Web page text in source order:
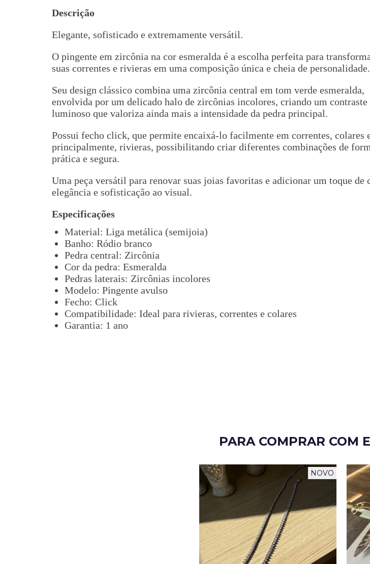
Descrição
Elegante, sofisticado e extremamente versátil.
O pingente em zircônia na cor esmeralda é a escolha perfeita para
suas correntes e rivieras em uma composição única e cheia de personalidade.
Seu design clássico combina uma zircônia central em tom verde esmeralda,
envolvida por um delicado halo de zircônias incolores, criando um contraste
luminoso que valoriza ainda mais a intensidade da pedra principal.
Possui fecho click, que permite encaixá-lo facilmente em correntes, colares
principalmente, rivieras, possibilitando criar diferentes combinações de
prática e segura.
Uma peça versátil para renovar suas joias favoritas e adicionar um toque de
elegância e sofisticação ao visual.
Especificações
Material: Liga metálica (semijoia)
Banho: Ródio branco
Pedra central: Zircônia
Cor da pedra: Esmeralda
Pedras laterais: Zircônias incolores
Modelo: Pingente avulso
Fecho: Click
Compatibilidade: Ideal para rivieras, correntes e colares
Garantia: 1 ano
PARA COMPRAR COM
NOVO